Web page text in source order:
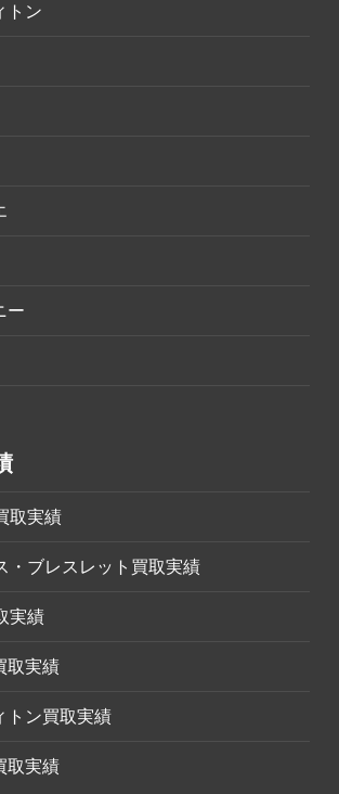
トン
ー
取実績
・ブレスレット買取実績
実績
取実績
トン買取実績
取実績